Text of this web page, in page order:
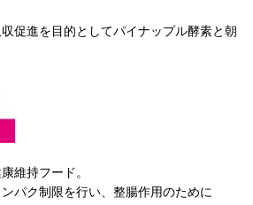
促進を目的としてパイナップル酵素と朝
維持フード。
パク制限を行い、整腸作用のために